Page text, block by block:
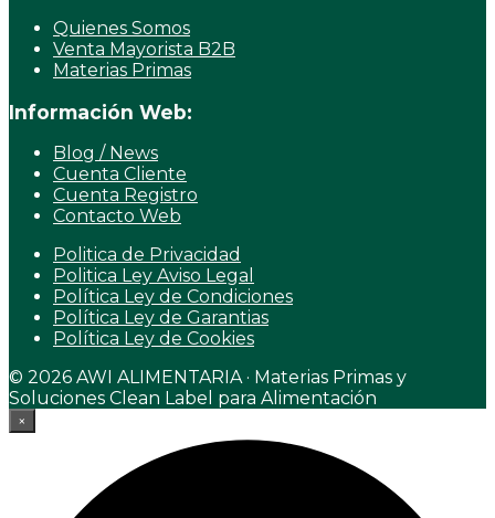
Quienes Somos
Venta Mayorista B2B
Materias Primas
Información Web:
Blog / News
Cuenta Cliente
Cuenta Registro
Contacto Web
Politica de Privacidad
Politica Ley Aviso Legal
Política Ley de Condiciones
Política Ley de Garantias
Política Ley de Cookies
© 2026 AWI ALIMENTARIA · Materias Primas y
Soluciones Clean Label para Alimentación
×